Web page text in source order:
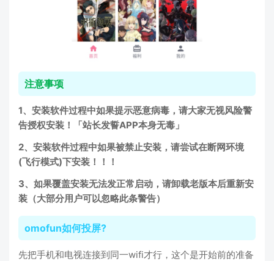
注意事项
1、安装软件过程中如果提示恶意病毒，请大家无视风险警
告授权安装！「站长发誓APP本身无毒」
2、安装软件过程中如果被禁止安装，请尝试在断网环境
(飞行模式)下安装！！！
3、如果覆盖安装无法发正常启动，请卸载老版本后重新安
装（大部分用户可以忽略此条警告）
omofun如何投屏?
先把手机和电视连接到同一wifi才行，这个是开始前的准备